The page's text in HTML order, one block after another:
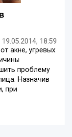
19.05.2014, 18:59
акне, угревых
проблему
Назначив
при